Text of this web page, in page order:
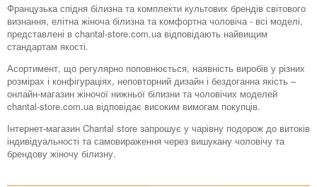
Французька спідня білизна та комплекти культових брендів світового
визнання, елітна жіноча білизна та комфортна чоловіча - всі моделі,
представлені в chantal-store.com.ua відповідають найвищим
стандартам якості.
Асортимент, що регулярно поповнюється, наявність виробів у різних
розмірах і конфігураціях, неповторний дизайн і бездоганна якість –
онлайн-магазин жіночої нижньої білизни та чоловічих моделей
chantal-store.com.ua відповідає високим вимогам покупців.
Інтернет-магазин Chantal store запрошує у чарівну подорож до витоків
індивідуальності та самовираження через вишукану чоловічу та
брендову жіночу білизну.